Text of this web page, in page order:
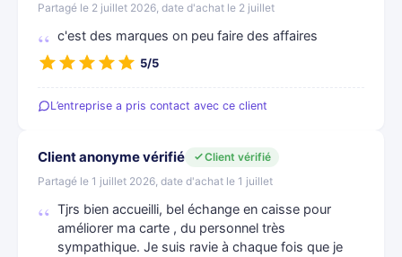
Partagé le 2 juillet 2026, date d'achat le 2 juillet
c'est des marques on peu faire des affaires
5/5
L’entreprise a pris contact avec ce client
Client anonyme vérifié
Client vérifié
Partagé le 1 juillet 2026, date d'achat le 1 juillet
Tjrs bien accueilli, bel échange en caisse pour
améliorer ma carte , du personnel très
sympathique. Je suis ravie à chaque fois que je